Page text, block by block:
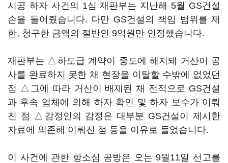
시공 하자 사건의 1심 재판부는 지난해 5월 GS건설
손을 들어줬습니다. 다만 GS건설의 책임 범위를 제
한, 청구한 금액의 절반인 9억원만 인정했습니다.
재판부는 △하도급 계약이 중도에 해지돼 거산이 공
사를 완료하지 못한 채 현장을 이탈할 수밖에 없었던
점 △그에 따라 거산이 배제된 채 전적으로 GS건설
과 후속 업체에 의해 하자 확인 및 하자 보수가 이뤄
진 점 △감정인의 감정은 대부분 GS건설이 제시한
자료에 의존해 이뤄진 점 등을 이유로 들었습니다.
이 사건에 관한 항소심 공방은 오는 9월11일 선고를